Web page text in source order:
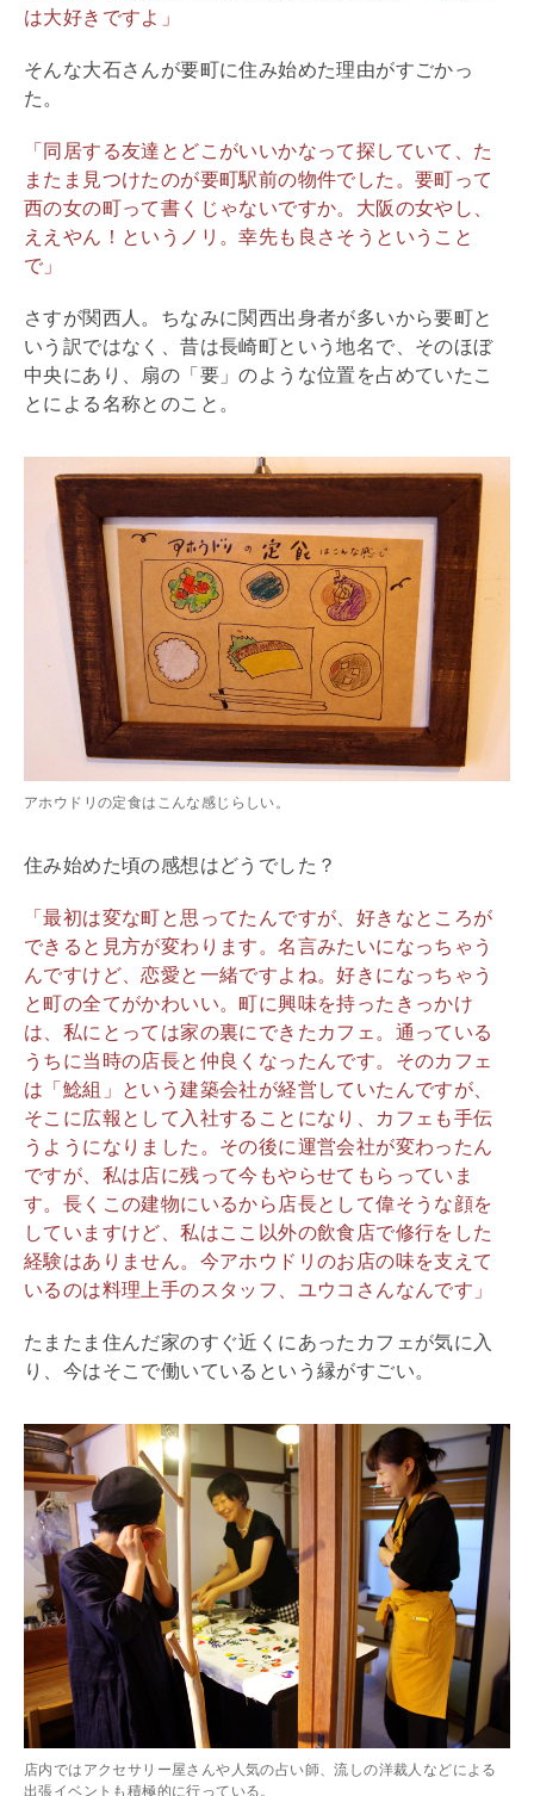
は大好きですよ」
そんな大石さんが要町に住み始めた理由がすごかっ
た。
「同居する友達とどこがいいかなって探していて、た
またま見つけたのが要町駅前の物件でした。要町って
西の女の町って書くじゃないですか。大阪の女やし、
ええやん！というノリ。幸先も良さそうということ
で」
さすが関西人。ちなみに関西出身者が多いから要町と
いう訳ではなく、昔は長崎町という地名で、そのほぼ
中央にあり、扇の「要」のような位置を占めていたこ
とによる名称とのこと。
アホウドリの定食はこんな感じらしい。
住み始めた頃の感想はどうでした？
「最初は変な町と思ってたんですが、好きなところが
できると見方が変わります。名言みたいになっちゃう
んですけど、恋愛と一緒ですよね。好きになっちゃう
と町の全てがかわいい。町に興味を持ったきっかけ
は、私にとっては家の裏にできたカフェ。通っている
うちに当時の店長と仲良くなったんです。そのカフェ
は「鯰組」という建築会社が経営していたんですが、
そこに広報として入社することになり、カフェも手伝
うようになりました。その後に運営会社が変わったん
ですが、私は店に残って今もやらせてもらっていま
す。長くこの建物にいるから店長として偉そうな顔を
していますけど、私はここ以外の飲食店で修行をした
経験はありません。今アホウドリのお店の味を支えて
いるのは料理上手のスタッフ、ユウコさんなんです」
たまたま住んだ家のすぐ近くにあったカフェが気に入
り、今はそこで働いているという縁がすごい。
店内ではアクセサリー屋さんや人気の占い師、流しの洋裁人などによる
出張イベントも積極的に行っている。